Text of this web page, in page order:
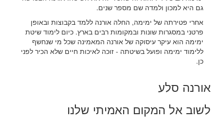
גם היא למכון ולמדה שם מספר שנים.
אחרי פטירתה של ימימה, החלה אורנה ללמד בקבוצות ובאופן
פרטני במסגרות שונות ובמקומות רבים בארץ. כיום לימוד שיטת
ימימה הוא עיקר עיסוקה של אורנה המאמינה שכל מי שנחשף
ללימוד ימימה ופועל בשיטתה - זוכה לאיכות חיים שלא הכיר לפני
כן.
אורנה סלע
לשוב אל המקום האמיתי שלנו